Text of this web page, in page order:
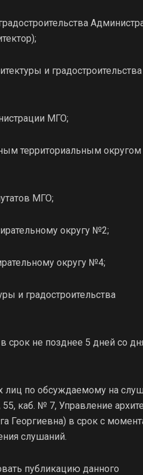
и градостроительства
МГО;
территориальным округом
МГО;
округу №2;
округу №4;
и градостроительства
срок не позднее 5 дней со
по обсуждаемому на
каб. № 7, Управление
Георгиевна) в срок с
слушаний.
публикацию данного